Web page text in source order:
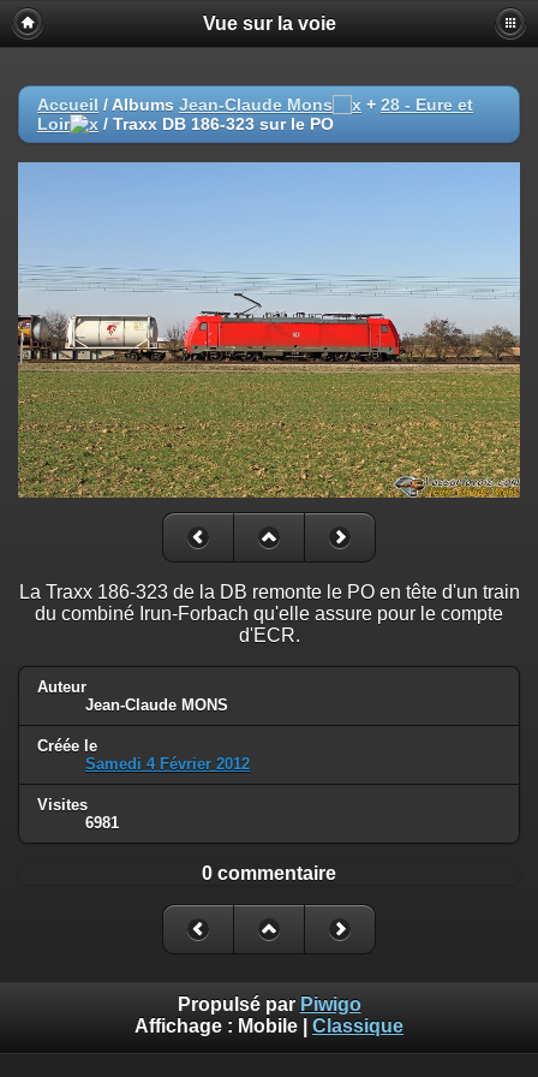
Vue sur la voie
Accueil / Albums Jean-Claude Mons + 28 - Eure et
Loir
/ Traxx DB 186-323 sur le PO
La Traxx 186-323 de la DB remonte le PO en tête d'un train
du combiné Irun-Forbach qu'elle assure pour le compte
d'ECR.
Auteur
Jean-Claude MONS
Créée le
Samedi 4 Février 2012
Visites
6981
0 commentaire
Propulsé par Piwigo
Affichage : Mobile Classique